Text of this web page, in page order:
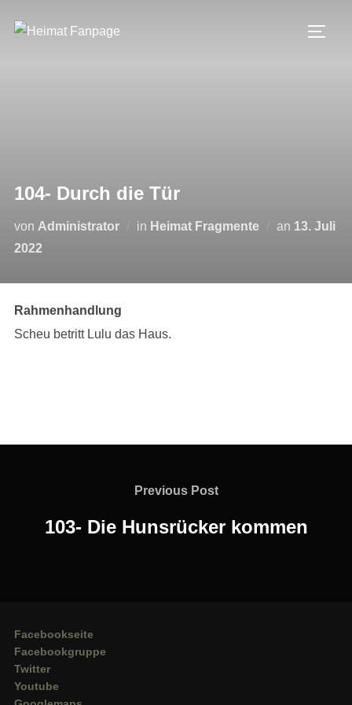
Inhalt
104- Durch die Tür
von Administrator in Heimat Fragmente an 13. Juli
2022
Rahmenhandlung
Scheu betritt Lulu das Haus.
Previous
Previous Post
103- Die Hunsrücker kommen
Facebookseite
Facebookgruppe
Twitter
Youtube